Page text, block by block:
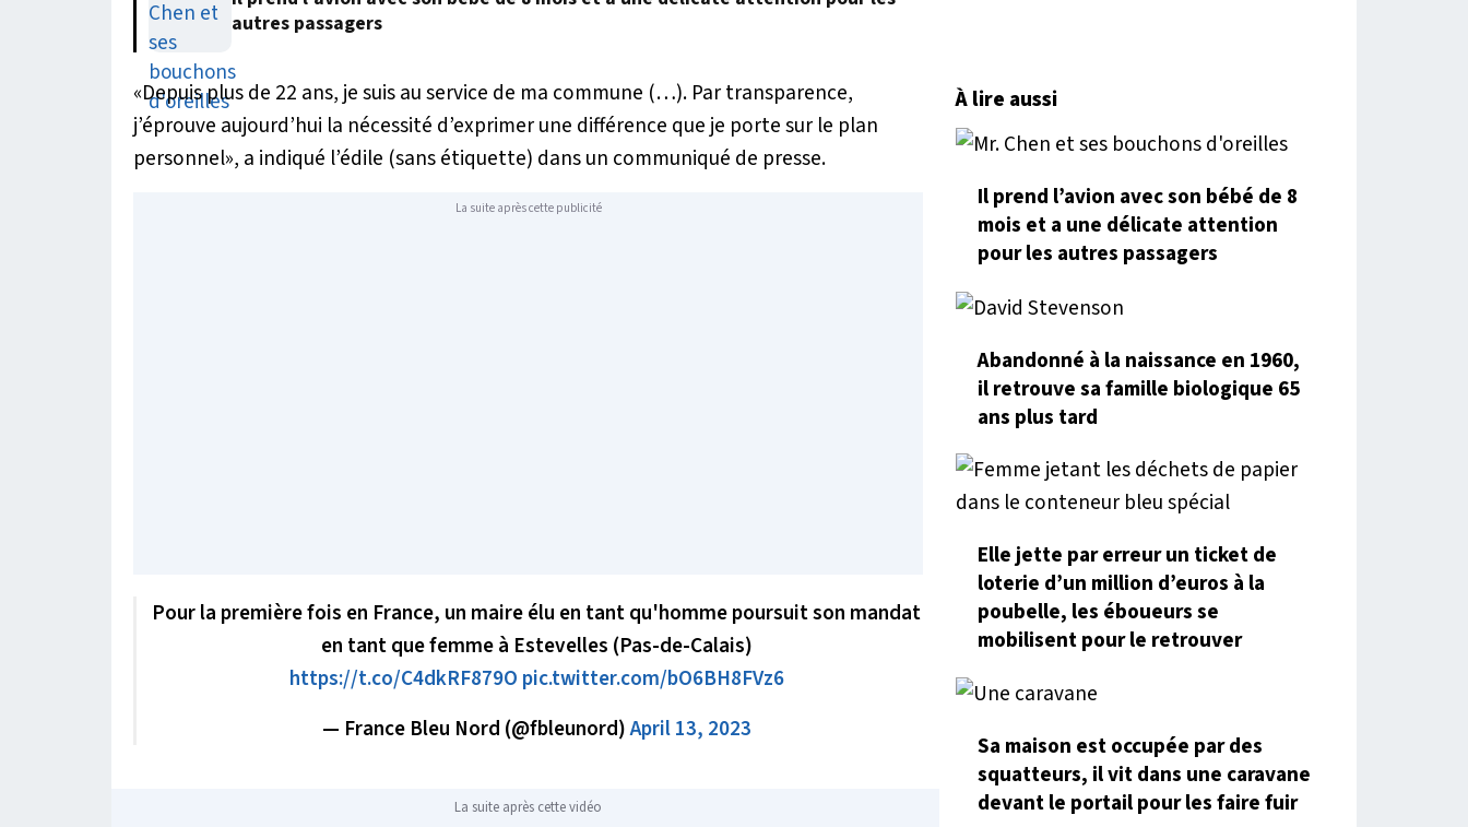
autres passagers
«Depuis plus de 22 ans, je suis au service de ma commune (…). Par transparence,
j’éprouve aujourd’hui la nécessité d’exprimer une différence que je porte sur le plan
personnel», a indiqué l’édile (sans étiquette) dans un communiqué de presse.
La suite après cette publicité
Pour la première fois en France, un maire élu en tant qu'homme poursuit son mandat
en tant que femme à Estevelles (Pas-de-Calais)
https://t.co/C4dkRF879O pic.twitter.com/bO6BH8FVz6
— France Bleu Nord (@fbleunord)April 13, 2023
La suite après cette vidéo
À lire aussi
Il prend l’avion avec son bébé de 8
mois et a une délicate attention
pour les autres passagers
Abandonné à la naissance en 1960,
il retrouve sa famille biologique 65
ans plus tard
Elle jette par erreur un ticket de
loterie d’un million d’euros à la
poubelle, les éboueurs se
mobilisent pour le retrouver
Sa maison est occupée par des
squatteurs, il vit dans une caravane
devant le portail pour les faire fuir